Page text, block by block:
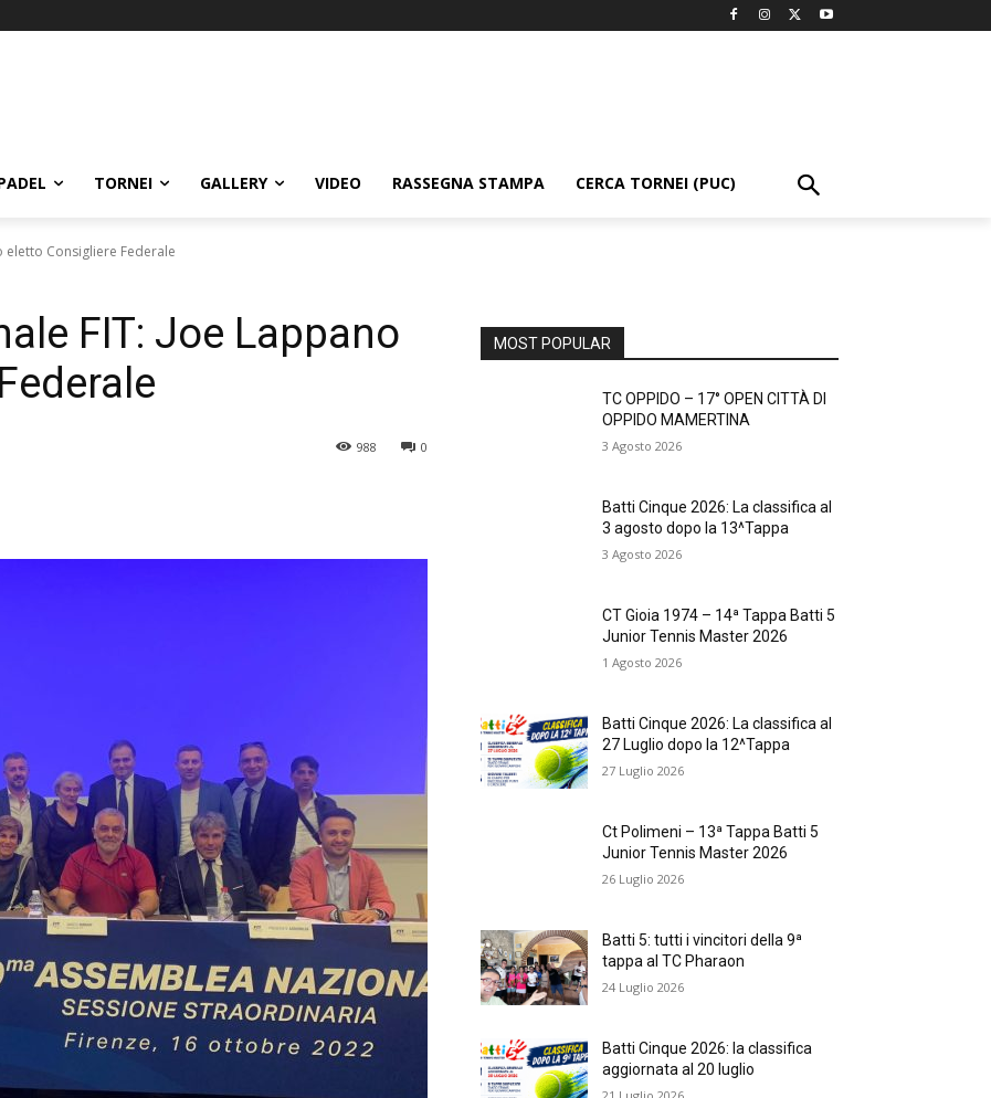
TORNEI GALLERY VIDEO RASSEGNA STAMPA CERCA TORNEI (PUC)
eletto Consigliere Federale
FIT: Joe Lappano
0
988
MOST POPULAR
TC OPPIDO – 17° OPEN CITTÀ DI
OPPIDO MAMERTINA
3 Agosto 2026
Batti Cinque 2026: La classifica al
3 agosto dopo la 13^Tappa
3 Agosto 2026
CT Gioia 1974 – 14ª Tappa Batti 5
Junior Tennis Master 2026
1 Agosto 2026
Batti Cinque 2026: La classifica al
27 Luglio dopo la 12^Tappa
27 Luglio 2026
Ct Polimeni – 13ª Tappa Batti 5
Junior Tennis Master 2026
26 Luglio 2026
Batti 5: tutti i vincitori della 9ª
tappa al TC Pharaon
24 Luglio 2026
Batti Cinque 2026: la classifica
aggiornata al 20 luglio